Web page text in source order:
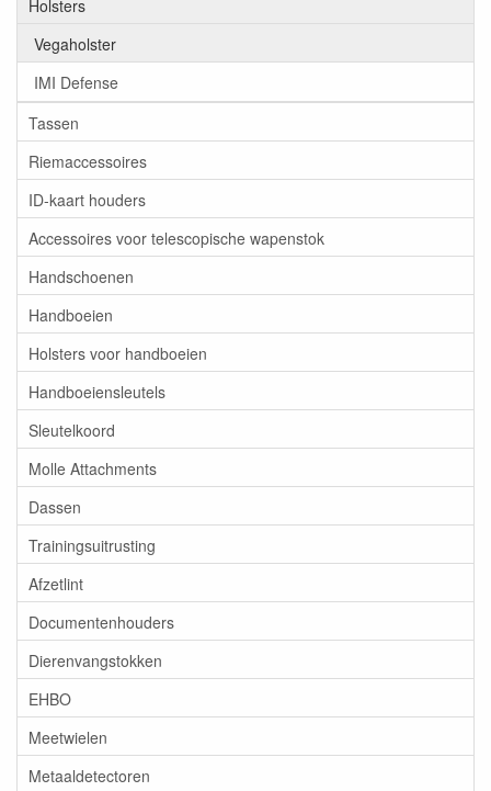
Holsters
Vegaholster
IMI Defense
Tassen
Riemaccessoires
ID-kaart houders
Accessoires voor telescopische wapenstok
Handschoenen
Handboeien
Holsters voor handboeien
Handboeiensleutels
Sleutelkoord
Molle Attachments
Dassen
Trainingsuitrusting
Afzetlint
Documentenhouders
Dierenvangstokken
EHBO
Meetwielen
Metaaldetectoren